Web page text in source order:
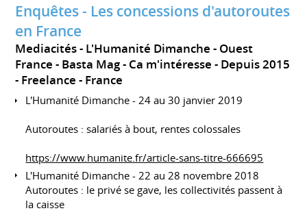
Enquêtes - Les concessions d'autoroutes
en France
Mediacités - L'Humanité Dimanche - Ouest
France - Basta Mag - Ca m'intéresse
Depuis 2015
Freelance
France
L'Humanité Dimanche - 24 au 30 janvier 2019
Autoroutes : salariés à bout, rentes colossales
https://www.humanite.fr/article-sans-titre-666695
L'Humanité Dimanche - 22 au 28 novembre 2018
Autoroutes : le privé se gave, les collectivités passent à
la caisse